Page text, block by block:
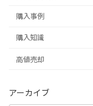
購入事例
購入知識
高値売却
アーカイブ